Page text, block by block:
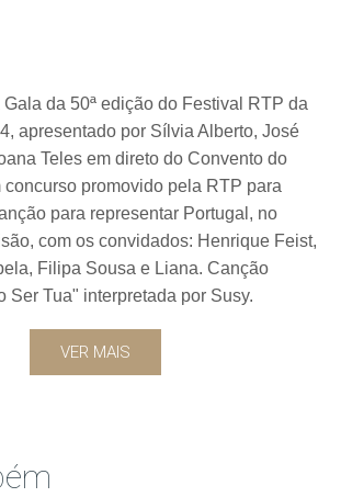
da 50ª edição do Festival RTP da
apresentado por Sílvia Alberto, José
Teles em direto do Convento do
concurso promovido pela RTP para
para representar Portugal, no
com os convidados: Henrique Feist,
Filipa Sousa e Liana. Canção
Ser Tua" interpretada por Susy.
VER MAIS